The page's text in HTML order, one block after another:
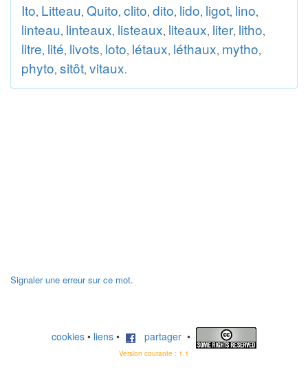
Ito, Litteau, Quito, clito, dito, lido, ligot, lino,
linteau, linteaux, listeaux, liteaux, liter, litho,
litre, lité, livots, loto, létaux, léthaux, mytho,
phyto, sitôt, vitaux.
Signaler une erreur sur ce mot.
cookies • liens • partager •
Version courante : 1.1